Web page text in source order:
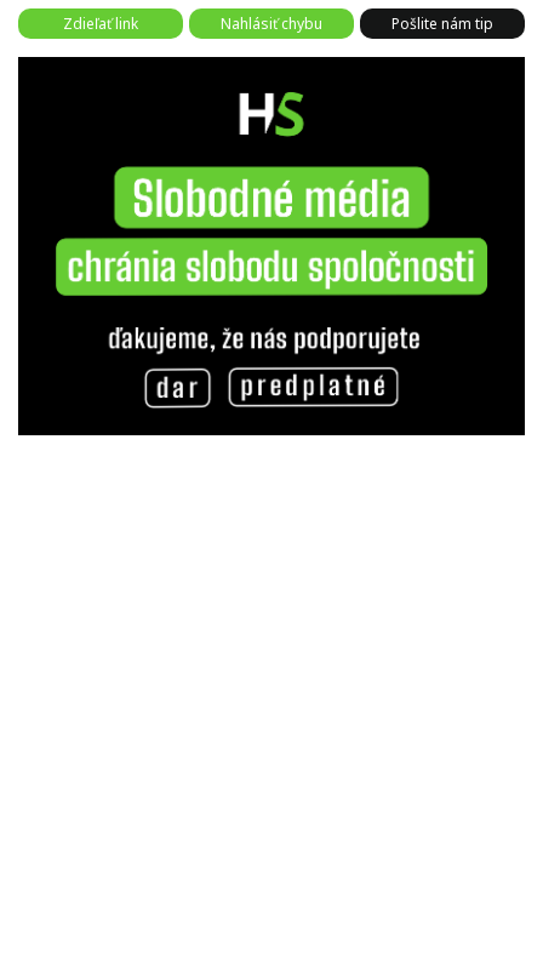
Zdieľať link Nahlásiť chybu Pošlite nám tip